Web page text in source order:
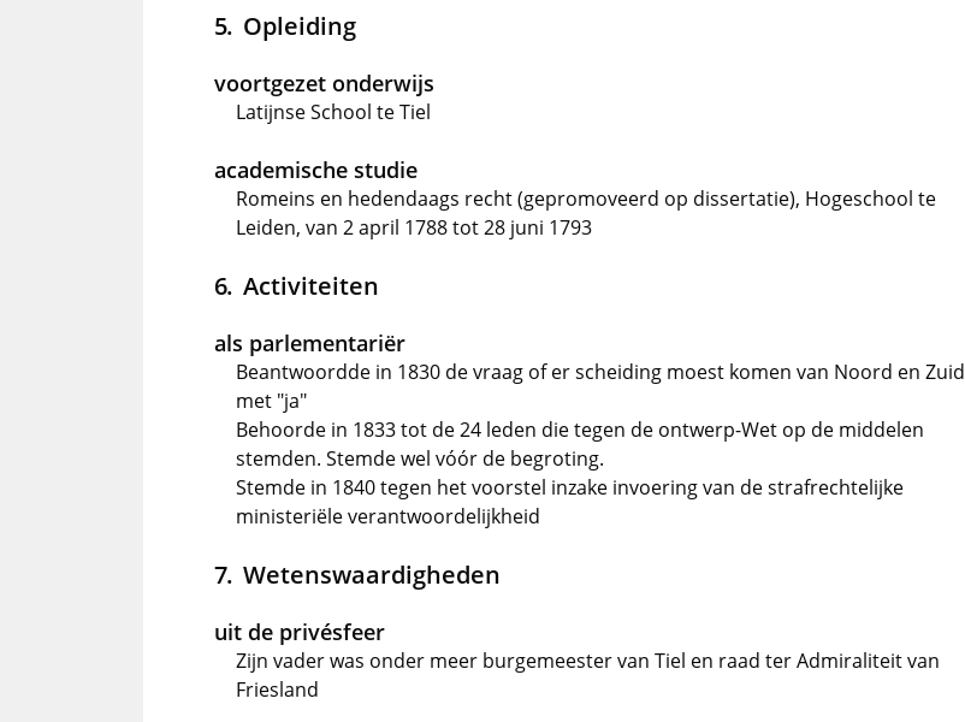
Opleiding
voortgezet onderwijs
Latijnse School te Tiel
academische studie
Romeins en hedendaags recht (gepromoveerd op dissertatie), Hogeschool te
Leiden, van 2 april 1788 tot 28 juni 1793
Activiteiten
als parlementariër
Beantwoordde in 1830 de vraag of er scheiding moest komen van Noord en Zuid
met "ja"
Behoorde in 1833 tot de 24 leden die tegen de ontwerp-Wet op de middelen
stemden. Stemde wel vóór de begroting.
Stemde in 1840 tegen het voorstel inzake invoering van de strafrechtelijke
ministeriële verantwoordelijkheid
Wetenswaardigheden
uit de privésfeer
Zijn vader was onder meer burgemeester van Tiel en raad ter Admiraliteit van
Friesland